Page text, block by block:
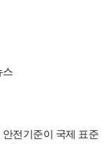
스
전기준이 국제 표준